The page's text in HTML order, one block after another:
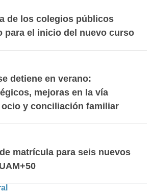
de los colegios públicos
para el inicio del nuevo curso
detiene en verano:
mejoras en la vía
y conciliación familiar
matrícula para seis nuevos